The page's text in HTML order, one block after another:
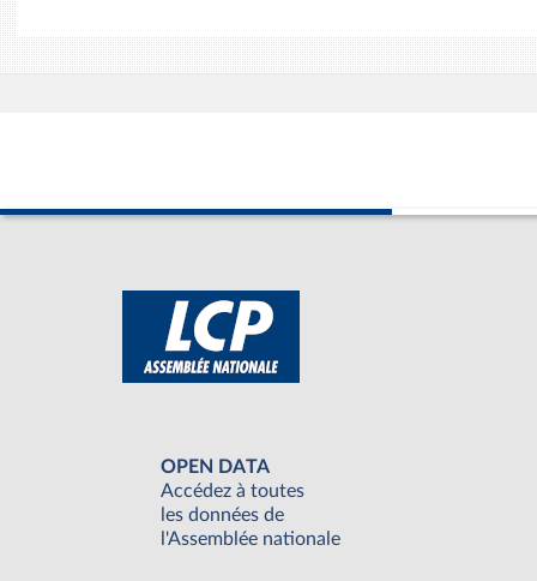
OPEN DATA
Accédez à toutes
les données de
l'Assemblée nationale